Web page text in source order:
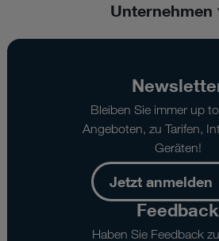
Unternehmen
Bleiben Sie immer up
Angeboten, zu Tarifen,
Geräten!
Jetzt anmelden
Feedback
Haben Sie Feedback